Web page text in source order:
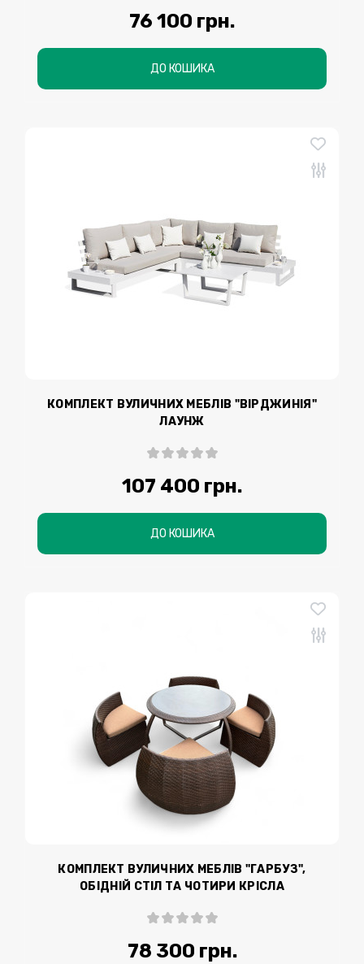
76 100 грн.
ДО КОШИКА
КОМПЛЕКТ ВУЛИЧНИХ МЕБЛІВ "ВІРДЖИНІЯ"
ЛАУНЖ
107 400 грн.
ДО КОШИКА
КОМПЛЕКТ ВУЛИЧНИХ МЕБЛІВ "ГАРБУЗ",
ОБІДНІЙ СТІЛ ТА ЧОТИРИ КРІСЛА
78 300 грн.